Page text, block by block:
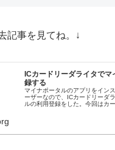
記事を見てね。↓
ICカードリーダライタで
録する
マイナポータルのアプリをイン
ーザーなので、ICカードリーダ
ルの利用登録をした。今回はカ